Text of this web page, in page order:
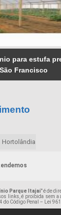
para estufa
São Francisco
Hortolândia
Parque Itajaí" é de
links, é proibida sem a
do Código Penal –
Lei